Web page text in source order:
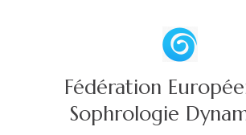
Fédération
Sophrologie